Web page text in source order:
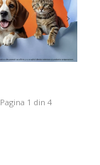
Pagina 1 din 4